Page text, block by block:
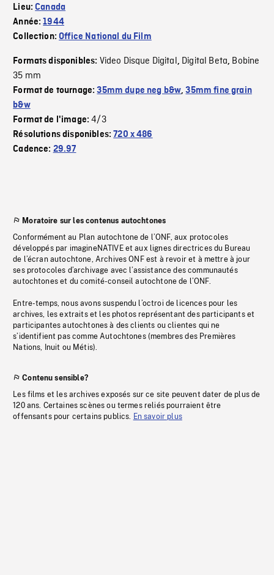
Lieu:Canada
Année:1944
Collection:Office National du Film
Formats disponibles: Video Disque Digital, Digital Beta, Bobine
35 mm
Format de tournage:35mm dupe neg b&w,35mm fine grain
b&w
Format de l'image:4/3
Résolutions disponibles:720 x 486
Cadence: 29.97
Moratoire sur les contenus autochtones
Conformément au Plan autochtone de l’ONF, aux protocoles
développés par imagineNATIVE et aux lignes directrices du Bureau
de l’écran autochtone, Archives ONF est à revoir et à mettre à jour
ses protocoles d’archivage avec l’assistance des communautés
autochtones et du comité-conseil autochtone de l’ONF.
Entre-temps, nous avons suspendu l’octroi de licences pour les
archives, les extraits et les photos représentant des participants et
participantes autochtones à des clients ou clientes qui ne
s’identifient pas comme Autochtones (membres des Premières
Nations, Inuit ou Métis).
Contenu sensible?
Les films et les archives exposés sur ce site peuvent dater de plus de
120 ans. Certaines scènes ou termes reliés pourraient être
offensants pour certains publics. En savoir plus